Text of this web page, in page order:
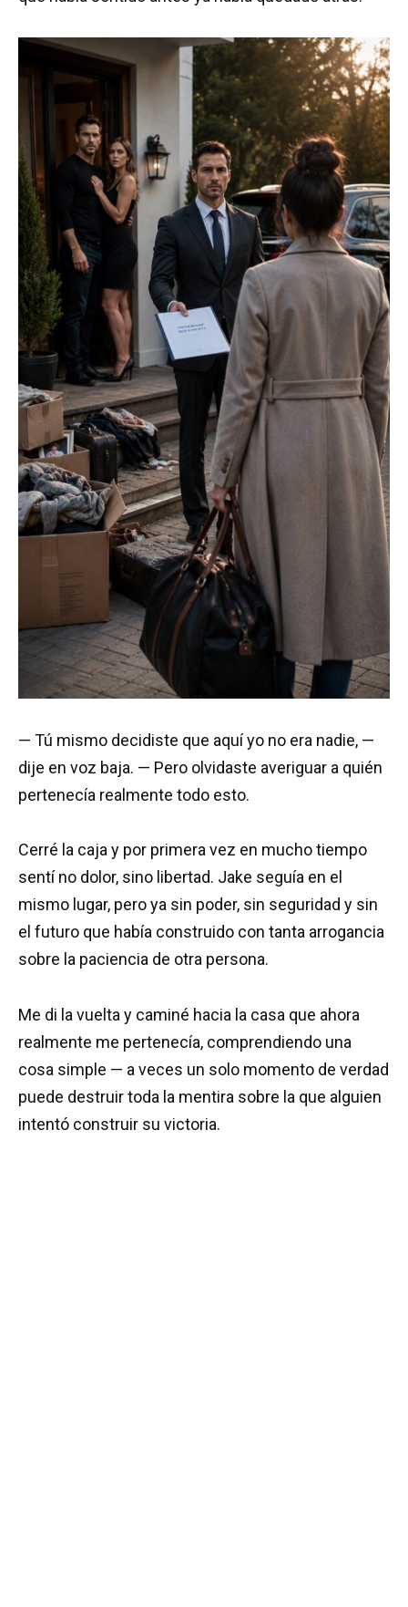
— Tú mismo decidiste que aquí yo no era nadie, —
dije en voz baja. — Pero olvidaste averiguar a quién
pertenecía realmente todo esto.
Cerré la caja y por primera vez en mucho tiempo
sentí no dolor, sino libertad. Jake seguía en el
mismo lugar, pero ya sin poder, sin seguridad y sin
el futuro que había construido con tanta arrogancia
sobre la paciencia de otra persona.
Me di la vuelta y caminé hacia la casa que ahora
realmente me pertenecía, comprendiendo una
cosa simple — a veces un solo momento de verdad
puede destruir toda la mentira sobre la que alguien
intentó construir su victoria.